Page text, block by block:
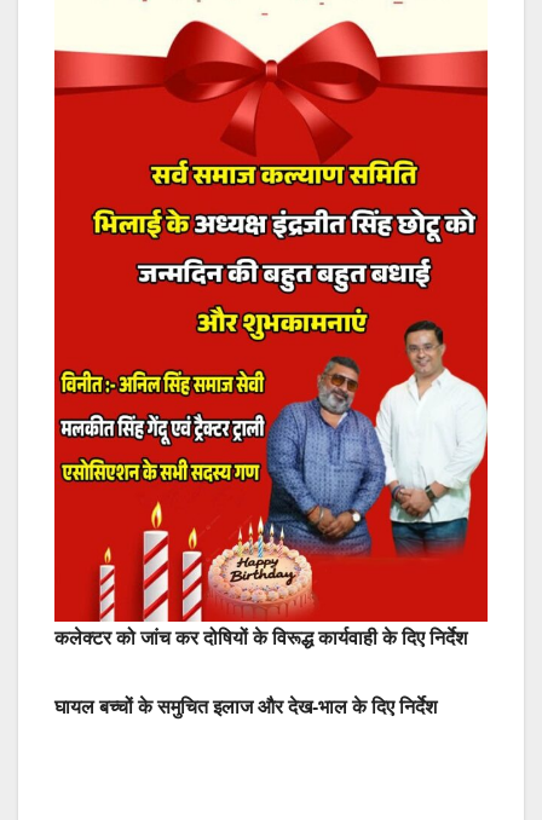
कलेक्टर को जांच कर दोषियों के विरूद्ध कार्यवाही के दिए निर्देश
घायल बच्चों के समुचित इलाज और देख-भाल के दिए निर्देश